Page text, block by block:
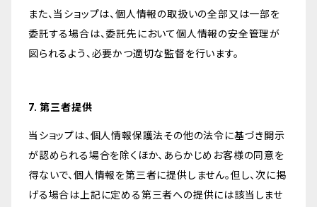
また、当ショップは、個人情報の取扱いの全部又は一部を
委託する場合は、委託先において個人情報の安全管理が
図られるよう、必要かつ適切な監督を行います。
7. 第三者提供
当ショップは、個人情報保護法その他の法令に基づき開示
が認められる場合を除くほか、あらかじめお客様の同意を
得ないで、個人情報を第三者に提供しません。但し、次に掲
げる場合は上記に定める第三者への提供には該当しませ